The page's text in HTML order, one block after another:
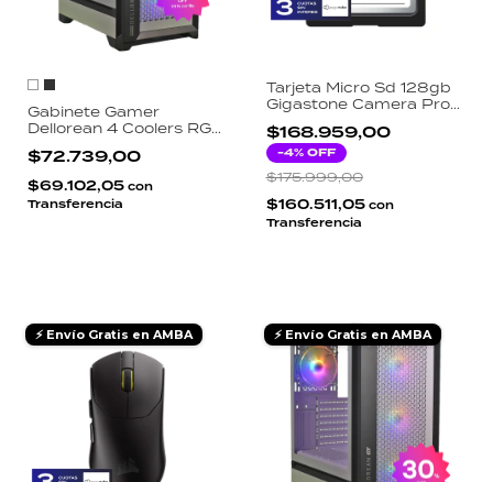
Gabinete Gamer
Dellorean 4 Coolers RGB
Vidrio Templado
Extended ATX USB 3.0
Estructura Reforzada
Sin Fuente
$72.739,00
$69.102,05 con
Transferencia
Tarjeta Micro Sd 128gb
Gigastone Camera Pro
A1 V10 4k Adapt
$168.959,00
-4% OFF
$175.999,00
$160.511,05 con
Transferencia
⚡ Envío Gratis en AMBA ⚡ Envío Gratis en AMBA